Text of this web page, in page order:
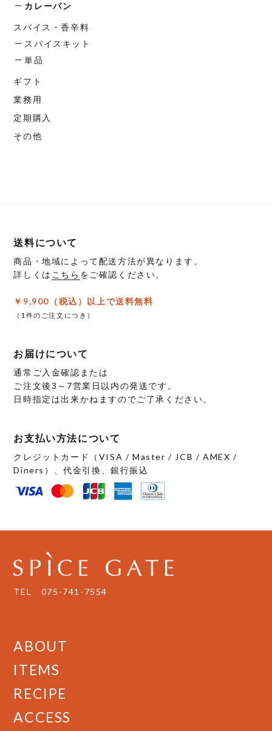
カレーパン
スパイス・香辛料
スパイスキット
単品
ギフト
業務用
定期購入
その他
送料について
商品・地域によって配送方法が異なります。
詳しくは こちら をご確認ください。
￥9,900（税込）以上で送料無料
（1件のご注文につき）
お届けについて
通常ご入金確認または
ご注文後3～7営業日以内の発送です。
日時指定は出来かねますのでご了承ください。
お支払い方法について
クレジットカード（VISA / Master / JCB / AMEX /
Diners）、代金引換、銀行振込
TEL 075-741-7554
ABOUT
ITEMS
RECIPE
ACCESS